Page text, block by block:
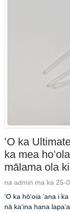
ʻO ka
ka mea
mālama ola
na admin ma ka 25-
ʻO ka hōʻoia ʻana i
nā kaʻina hana